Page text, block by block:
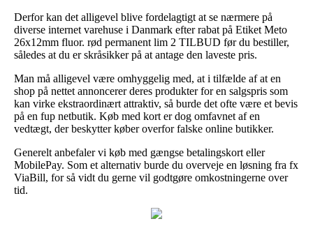
Derfor kan det alligevel blive fordelagtigt at se nærmere på
diverse internet varehuse i Danmark efter rabat på Etiket Meto
26x12mm fluor. rød permanent lim 2 TILBUD før du bestiller,
således at du er skråsikker på at antage den laveste pris.
Man må alligevel være omhyggelig med, at i tilfælde af at en
shop på nettet annoncerer deres produkter for en salgspris som
kan virke ekstraordinært attraktiv, så burde det ofte være et bevis
på en fup netbutik. Køb med kort er dog omfavnet af en
vedtægt, der beskytter køber overfor falske online butikker.
Generelt anbefaler vi køb med gængse betalingskort eller
MobilePay. Som et alternativ burde du overveje en løsning fra fx
ViaBill, for så vidt du gerne vil godtgøre omkostningerne over
tid.